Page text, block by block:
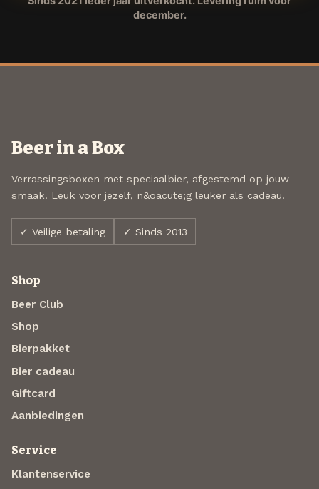
december.
Beer in a Box
Verrassingsboxen met speciaalbier, afgestemd op jouw
smaak. Leuk voor jezelf, n&oacute;g leuker als cadeau.
✓ Veilige betaling ✓ Sinds 2013
Shop
Beer Club
Shop
Bierpakket
Bier cadeau
Giftcard
Aanbiedingen
Service
Klantenservice